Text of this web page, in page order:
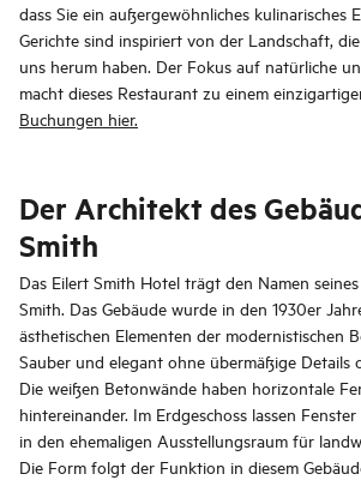
dass Sie ein außergewöhnliches kulinarisches
Gerichte sind inspiriert von der Landschaft,
uns herum haben. Der Fokus auf natürliche
macht dieses Restaurant zu einem
Buchungen hier.
Der Architekt des
Smith
Das Eilert Smith Hotel trägt den Namen
Smith. Das Gebäude wurde in den 1930er
ästhetischen Elementen der modernistischen
Sauber und elegant ohne übermäßige Details
Die weißen Betonwände haben horizontale
hintereinander. Im Erdgeschoss lassen
in den ehemaligen Ausstellungsraum für
Die Form folgt der Funktion in diesem